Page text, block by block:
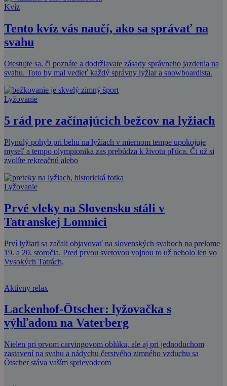
Kvíz
Tento kvíz vás naučí, ako sa správať na
svahu
Otestujte sa, či poznáte a dodržiavate zásady správneho jazdenia na
svahu. Toto by mal vedieť každý správny lyžiar a snowboardista.
Lyžovanie
5 rád pre začínajúcich bežcov na lyžiach
Plynulý pohyb pri behu na lyžiach v miernom tempe upokojuje
myseľ a tempo olympionika zas prebúdza k životu pľúca. Či už si
zvolíte rekreačnú alebo
Lyžovanie
Prvé vleky na Slovensku stáli v
Tatranskej Lomnici
Prví lyžiari sa začali objavovať na slovenských svahoch na prelome
19. a 20. storočia. Pred prvou svetovou vojnou to už nebolo len vo
Vysokých Tatrách,
Aktívny relax
Lackenhof-Ötscher: lyžovačka s
výhľadom na Vaterberg
Nielen pri prvom carvingovom oblúku, ale aj pri jednoduchom
zastavení na svahu a nádychu čerstvého zimného vzduchu sa
Ötscher stáva vaším sprievodcom